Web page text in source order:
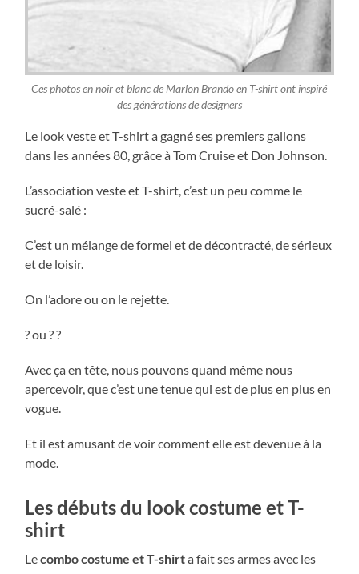
Ces photos en noir et blanc de Marlon Brando en T-shirt ont inspiré
des générations de designers
Le look veste et T-shirt a gagné ses premiers gallons
dans les années 80, grâce à Tom Cruise et Don Johnson.
L’association veste et T-shirt, c’est un peu comme le
sucré-salé :
C’est un mélange de formel et de décontracté, de sérieux
et de loisir.
On l’adore ou on le rejette.
? ou ? ?
Avec ça en tête, nous pouvons quand même nous
apercevoir, que c’est une tenue qui est de plus en plus en
vogue.
Et il est amusant de voir comment elle est devenue à la
mode.
Les débuts du look costume et T-
shirt
Lecombo costume et T-shirta fait ses armes avec les